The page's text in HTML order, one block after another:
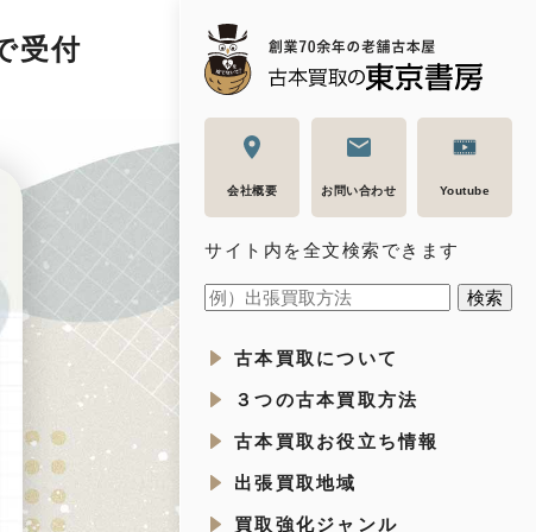
会社概要 お問い合わせ Youtube
サイト内を全文検索できます
古本買取について
３つの古本買取方法
古本買取お役立ち情報
出張買取地域
買取強化ジャンル
受付